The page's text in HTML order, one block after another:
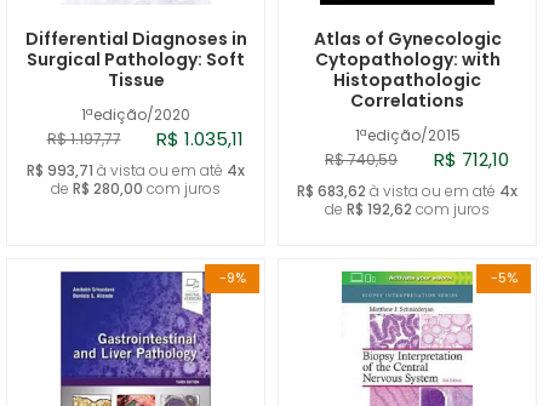
1ªedição/2020
Differential Diagnoses in
Surgical Pathology: Soft
Tissue
R$ 1.197,77 R$ 1.035,11
R$ 993,71 à vista ou em até 4x
de R$ 280,00 com juros
1ªedição/2015
Atlas of Gynecologic
Cytopathology: with
Histopathologic
Correlations
R$ 740,59 R$ 712,10
R$ 683,62 à vista ou em até 4x
de R$ 192,62 com juros
-9% -5%